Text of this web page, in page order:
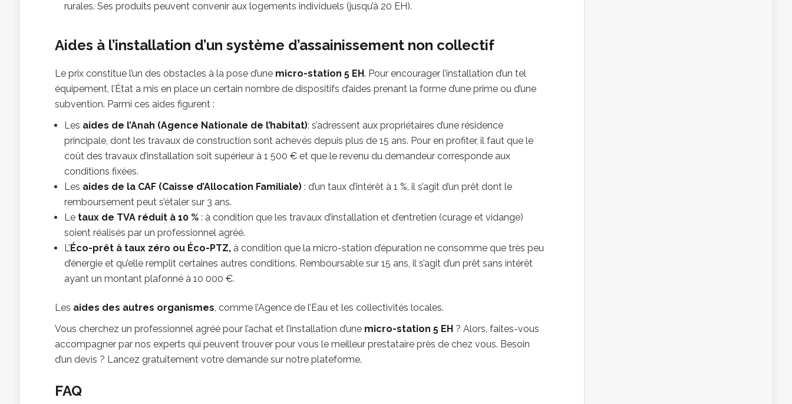
rurales. Ses produits peuvent convenir aux logements individuels (jusqu’à 20 EH).
Aides à l’installation d’un système d’assainissement non collectif
Le prix constitue l’un des obstacles à la pose d’une micro-station 5 EH. Pour encourager l’installation d’un tel
équipement, l’État a mis en place un certain nombre de dispositifs d’aides prenant la forme d’une prime ou d’une
subvention. Parmi ces aides figurent :
Les aides de l’Anah (Agence Nationale de l’habitat): s’adressent aux propriétaires d’une résidence
principale, dont les travaux de construction sont achevés depuis plus de 15 ans. Pour en profiter, il faut que le
coût des travaux d’installation soit supérieur à 1 500 € et que le revenu du demandeur corresponde aux
conditions fixées.
Les aides de la CAF (Caisse d’Allocation Familiale) : d’un taux d’intérêt à 1 %, il s’agit d’un prêt dont le
remboursement peut s’étaler sur 3 ans.
Le taux de TVA réduit à 10 % : à condition que les travaux d’installation et d’entretien (curage et vidange)
soient réalisés par un professionnel agréé.
L’Éco-prêt à taux zéro ou Éco-PTZ, à condition que la micro-station d’épuration ne consomme que très peu
d’énergie et qu’elle remplit certaines autres conditions. Remboursable sur 15 ans, il s’agit d’un prêt sans intérêt
ayant un montant plafonné à 10 000 €.
Les aides des autres organismes, comme l’Agence de l’Eau et les collectivités locales.
Vous cherchez un professionnel agréé pour l’achat et l’installation d’une micro-station 5 EH ? Alors, faites-vous
accompagner par nos experts qui peuvent trouver pour vous le meilleur prestataire près de chez vous. Besoin
d’un devis ? Lancez gratuitement votre demande sur notre plateforme.
FAQ